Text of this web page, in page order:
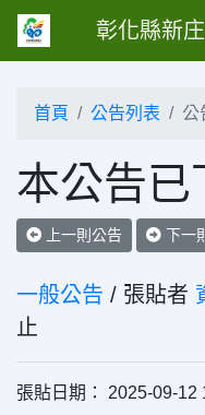
彰化縣新
首頁 公告列表 公
本公告已
上一則公告 下一
一般公告 / 張貼者
止
張貼日期： 2025-09-